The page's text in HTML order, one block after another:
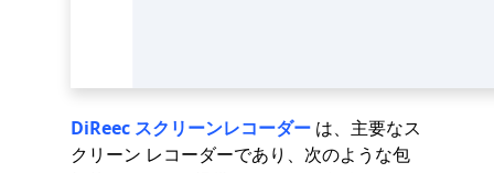
DiReec スクリーンレコーダー は、主要なス
クリーン レコーダーであり、次のような包